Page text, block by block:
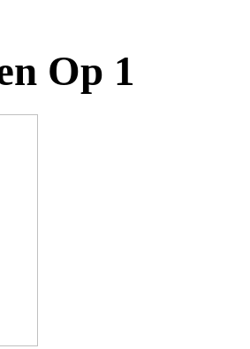
Op 1